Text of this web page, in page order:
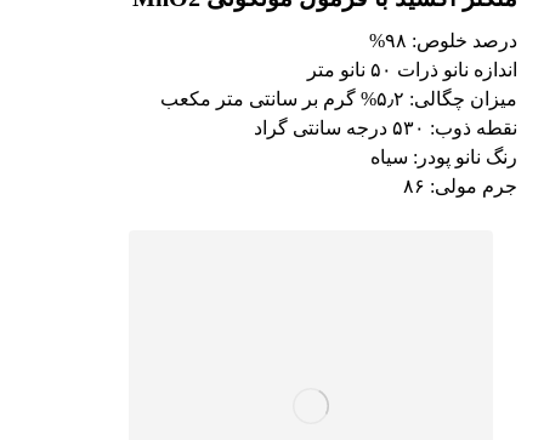
درصد خلوص: ۹۸%
اندازه نانو ذرات ۵۰ نانو متر
میزان چگالی: ۵٫۲% گرم بر سانتی متر مکعب
نقطه ذوب: ۵۳۰ درجه سانتی گراد
رنگ نانو پودر: سیاه
جرم مولی: ۸۶